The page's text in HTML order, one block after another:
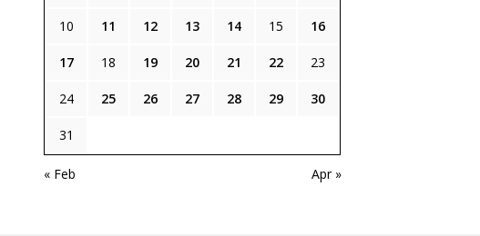
10 11 12 13 14 15 16
17 18 19 20 21 22 23
24 25 26 27 28 29 30
31
« Feb Apr »